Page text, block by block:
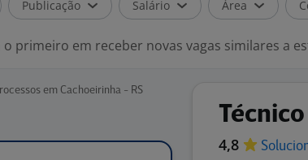
Publicação Salário Área
o primeiro em receber novas vagas similares a
em Cachoeirinha - RS
4,8